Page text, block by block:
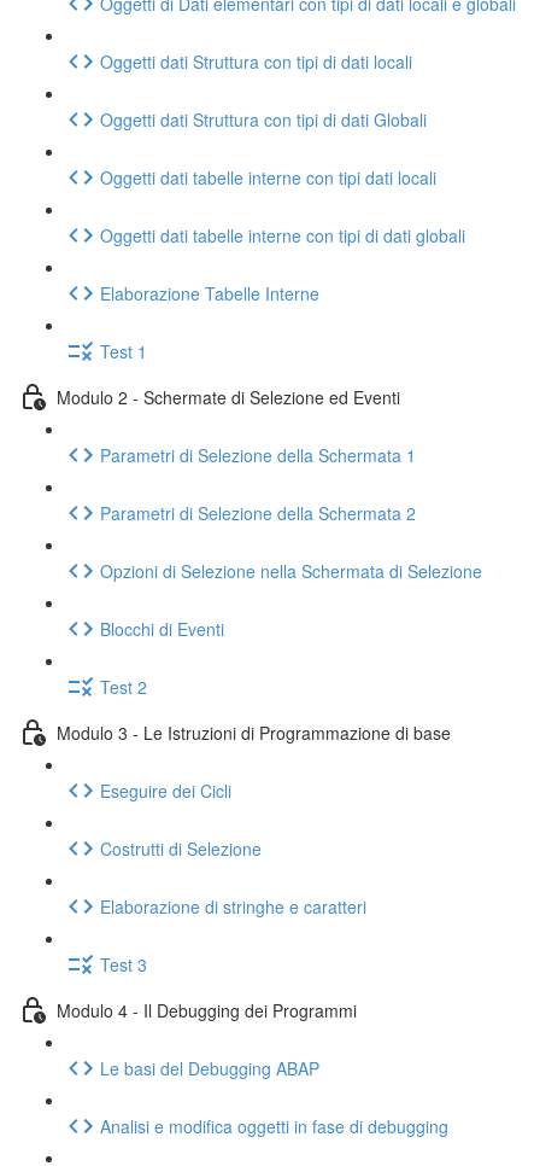
Oggetti dati Struttura con tipi di dati locali
Oggetti dati Struttura con tipi di dati Globali
Oggetti dati tabelle interne con tipi dati locali
Oggetti dati tabelle interne con tipi di dati globali
Elaborazione Tabelle Interne
Test 1
Modulo 2 - Schermate di Selezione ed Eventi
Parametri di Selezione della Schermata 1
Parametri di Selezione della Schermata 2
Opzioni di Selezione nella Schermata di Selezione
Blocchi di Eventi
Test 2
Modulo 3 - Le Istruzioni di Programmazione di base
Eseguire dei Cicli
Costrutti di Selezione
Elaborazione di stringhe e caratteri
Test 3
Modulo 4 - Il Debugging dei Programmi
Le basi del Debugging ABAP
Analisi e modifica oggetti in fase di debugging